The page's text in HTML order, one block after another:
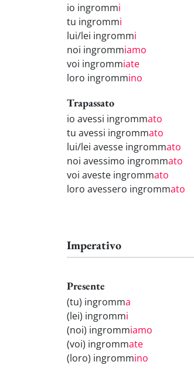
io ingrommi
tu ingrommi
lui/lei ingrommi
noi ingrommiamo
voi ingrommiate
loro ingrommino
Trapassato
io avessi ingrommato
tu avessi ingrommato
lui/lei avesse ingrommato
noi avessimo ingrommato
voi aveste ingrommato
loro avessero ingrommato
Imperativo
Presente
(tu) ingromma
(lei) ingrommi
(noi) ingrommiamo
(voi) ingrommate
(loro) ingrommino